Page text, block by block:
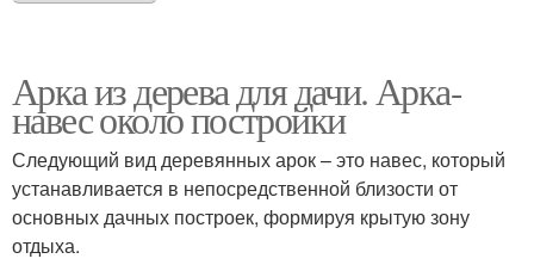
Арка из дерева для дачи. Арка-
навес около постройки
Следующий вид деревянных арок – это навес, который
устанавливается в непосредственной близости от
основных дачных построек, формируя крытую зону
отдыха.